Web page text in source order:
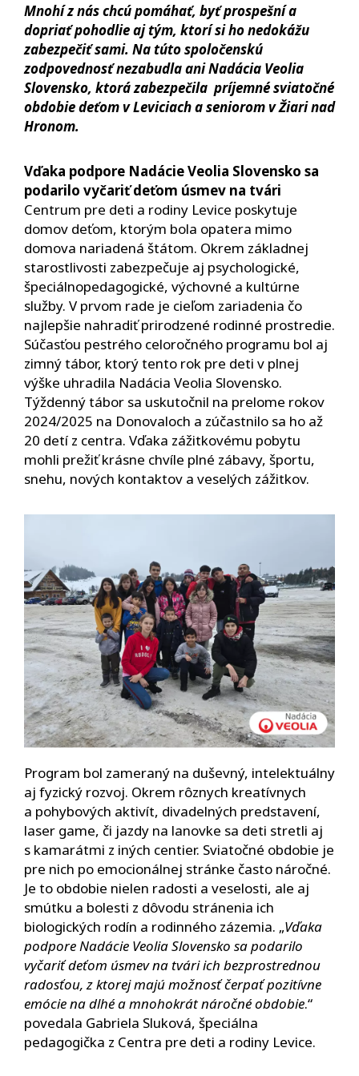
Mnohí z nás chcú pomáhať, byť prospešní a
dopriať pohodlie aj tým, ktorí si ho nedokážu
zabezpečiť sami. Na túto spoločenskú
zodpovednosť nezabudla ani Nadácia Veolia
Slovensko, ktorá zabezpečila príjemné sviatočné
obdobie deťom v Leviciach a seniorom v Žiari nad
Hronom.
Vďaka podpore Nadácie Veolia Slovensko sa
podarilo vyčariť deťom úsmev na tvári
Centrum pre deti a rodiny Levice poskytuje
domov deťom, ktorým bola opatera mimo
domova nariadená štátom. Okrem základnej
starostlivosti zabezpečuje aj psychologické,
špeciálnopedagogické, výchovné a kultúrne
služby. V prvom rade je cieľom zariadenia čo
najlepšie nahradiť prirodzené rodinné prostredie.
Súčasťou pestrého celoročného programu bol aj
zimný tábor, ktorý tento rok pre deti v plnej
výške uhradila Nadácia Veolia Slovensko.
Týždenný tábor sa uskutočnil na prelome rokov
2024/2025 na Donovaloch a zúčastnilo sa ho až
20 detí z centra. Vďaka zážitkovému pobytu
mohli prežiť krásne chvíle plné zábavy, športu,
snehu, nových kontaktov a veselých zážitkov.
Program bol zameraný na duševný, intelektuálny
aj fyzický rozvoj. Okrem rôznych kreatívnych
a pohybových aktivít, divadelných predstavení,
laser game, či jazdy na lanovke sa deti stretli aj
s kamarátmi z iných centier. Sviatočné obdobie je
pre nich po emocionálnej stránke často náročné.
Je to obdobie nielen radosti a veselosti, ale aj
smútku a bolesti z dôvodu stránenia ich
biologických rodín a rodinného zázemia. „Vďaka
podpore Nadácie Veolia Slovensko sa podarilo
vyčariť deťom úsmev na tvári ich bezprostrednou
radosťou, z ktorej majú možnosť čerpať pozitívne
emócie na dlhé a mnohokrát náročné obdobie.“
povedala Gabriela Sluková, špeciálna
pedagogička z Centra pre deti a rodiny Levice.